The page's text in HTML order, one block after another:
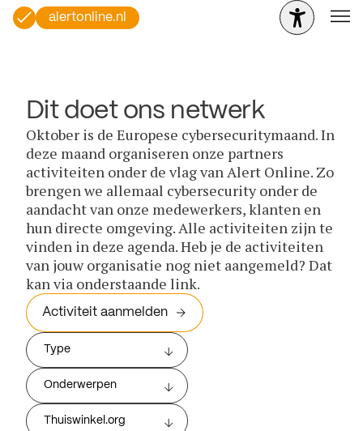
alertonline.nl
Dit doet ons netwerk
Oktober is de Europese cybersecuritymaand. In
deze maand organiseren onze partners
activiteiten onder de vlag van Alert Online. Zo
brengen we allemaal cybersecurity onder de
aandacht van onze medewerkers, klanten en
hun directe omgeving. Alle activiteiten zijn te
vinden in deze agenda. Heb je de activiteiten
van jouw organisatie nog niet aangemeld? Dat
kan via onderstaande link.
Activiteit aanmelden
Type
Onderwerpen
Thuiswinkel.org